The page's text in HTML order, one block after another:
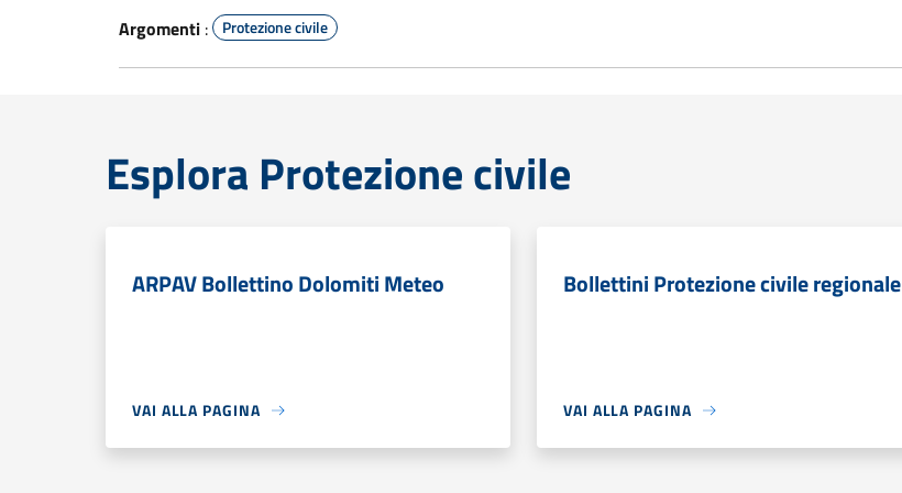
Argomenti : Protezione civile
Esplora Protezione civile
ARPAV Bollettino Dolomiti Meteo
VAI ALLA PAGINA
Bollettini Protezione civile regionale
VAI ALLA PAGINA